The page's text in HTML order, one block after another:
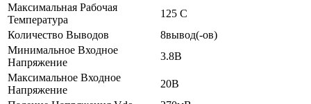
Максимальная Рабочая
Температура
125 C
Количество Выводов
8вывод(-ов)
Минимальное Входное
Напряжение
3.8В
Максимальное Входное
Напряжение
20В